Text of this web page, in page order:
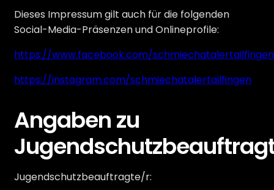
Dieses Impressum gilt auch für die folgenden
Social-Media-Präsenzen und Onlineprofile:
https://www.facebook.com/
https://instagram.com/schmiechatalertailfingen
Angaben zu
Jugendschutzbeauftragte/r: